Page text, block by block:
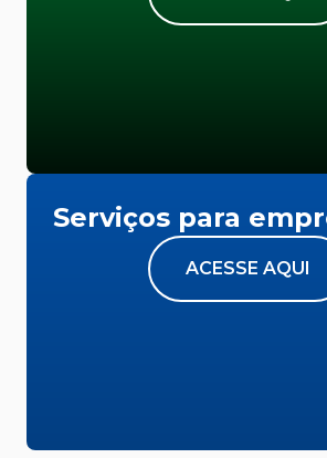
Serviços para
ACESSE AQUI